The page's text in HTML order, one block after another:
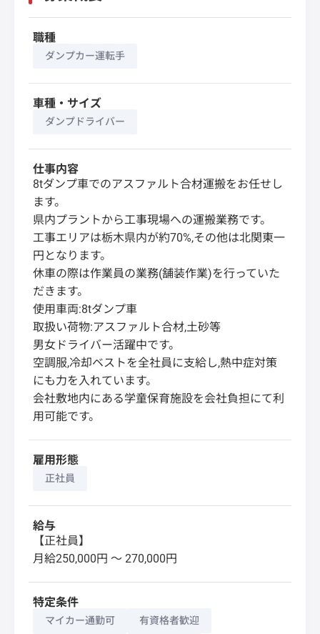
職種
ダンプカー運転手
車種・サイズ
ダンプドライバー
仕事内容
8tダンプ車でのアスファルト合材運搬をお任せし
ます。
県内プラントから工事現場への運搬業務です。
工事エリアは栃木県内が約70%,その他は北関東一
円となります。
休車の際は作業員の業務(舗装作業)を行っていた
だきます。
使用車両:8tダンプ車
取扱い荷物:アスファルト合材,土砂等
男女ドライバー活躍中です。
空調服,冷却ベストを全社員に支給し,熱中症対策
にも力を入れています。
会社敷地内にある学童保育施設を会社負担にて利
用可能です。
雇用形態
正社員
給与
【正社員】
月給250,000円 〜 270,000円
特定条件
マイカー通勤可 有資格者歓迎